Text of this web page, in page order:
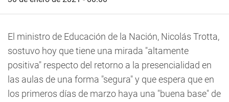
El ministro de Educación de la Nación, Nicolás Trotta,
sostuvo hoy que tiene una mirada "altamente
positiva" respecto del retorno a la presencialidad en
las aulas de una forma "segura" y que espera que en
los primeros días de marzo haya una "buena base" de